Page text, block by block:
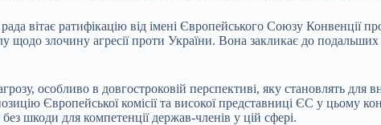
вітає ратифікацію від імені Європейського Союзу Конвенції
щодо злочину агресії проти України. Вона закликає до
особливо в довгостроковій перспективі, яку становлять для
Європейської комісії та високої представниці ЄС у цьому
шкоди для компетенції держав-членів у цій сфері.